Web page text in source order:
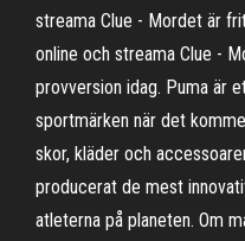
streama Clue - Mordet är
online och streama Clue -
provversion idag. Puma är
sportmärken när det
skor, kläder och
producerat de mest
atleterna på planeten. Om